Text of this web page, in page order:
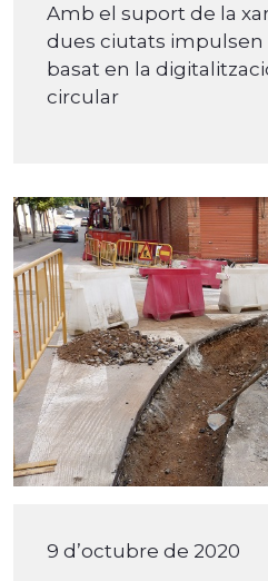
Amb el suport de la
dues ciutats
basat en la
circular
9 d’octubre de 2020